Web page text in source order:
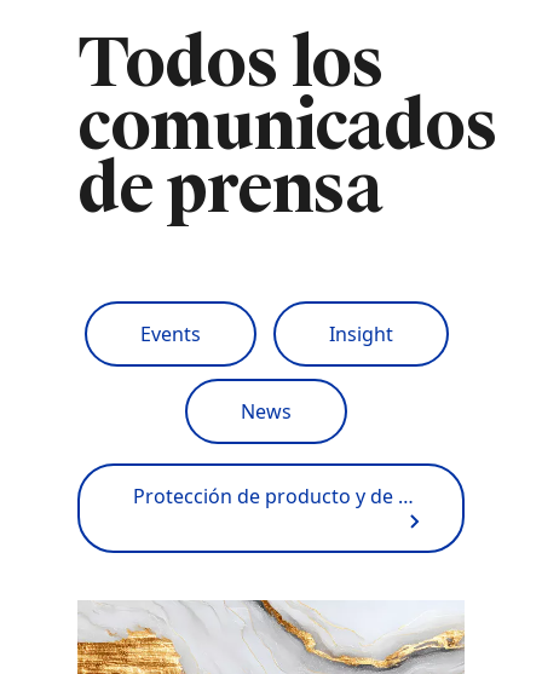
navegación
Todos los
comunicados
de prensa
Events Insight
News
Protección de producto y de marca
Imagen